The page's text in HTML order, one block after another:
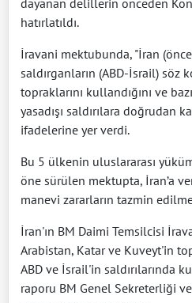
hatırlatıldı.
İravani mektubunda, "İran
saldırganların (ABD-İsrail) söz
topraklarını kullandığını ve
yasadışı saldırılara doğrudan
ifadelerine yer verdi.
Bu 5 ülkenin uluslararası
öne sürülen mektupta, İran’a
manevi zararların tazmin
İran'ın BM Daimi Temsilcisi
Arabistan, Katar ve Kuveyt'in
ABD ve İsrail'in saldırılarında
raporu BM Genel Sekreterliği